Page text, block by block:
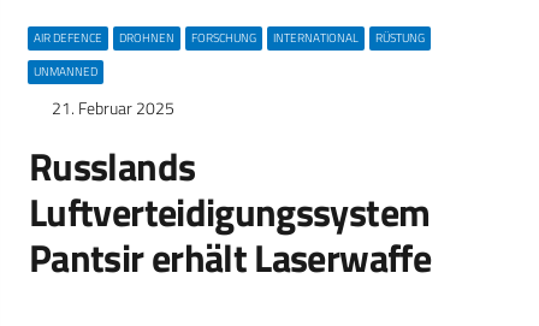
AIR DEFENCE DROHNEN FORSCHUNG INTERNATIONAL
RÜSTUNG
UNMANNED
21. Februar 2025
Russlands
Luftverteidigungssystem
Pantsir erhält Laserwaffe